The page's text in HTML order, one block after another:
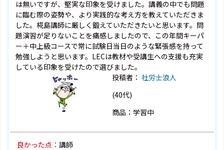
は無いですが、堅実な印象を受けました。講義の中でも問題
に臨む際の姿勢や、より実践的な考え方を教えていただきま
した。椛島講師に厳しく鍛えていただきたいと思います。問
題演習が足りないことを痛感しましたので、この年間キーパ
ー＋中上級コースで常に試験日当日のような緊張感を持って
勉強しようと思います。LECは教材や受講生への支援も充実
している印象を受けたので選びました。
投稿者： 社労士浪人
(40代)
商品：学習中
良かった点： 講師